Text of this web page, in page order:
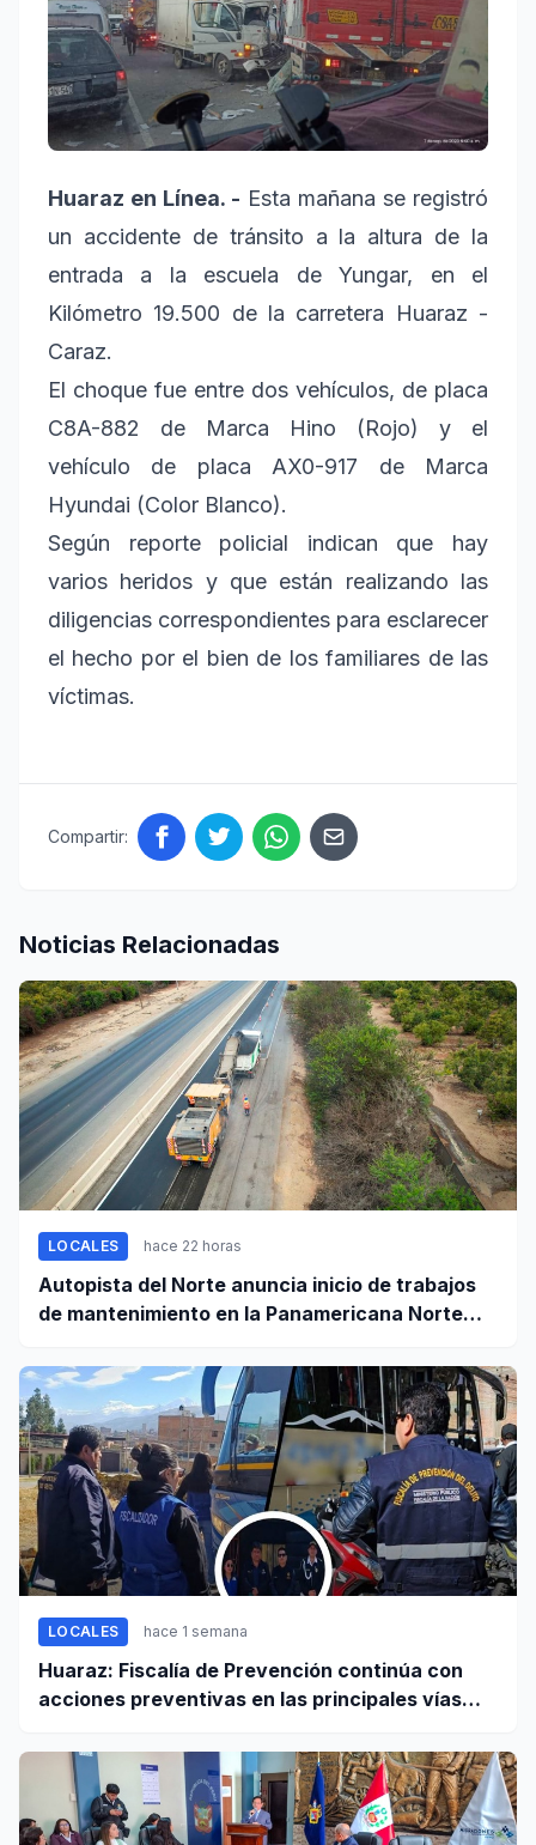
Huaraz en Línea. - Esta mañana se registró
un accidente de tránsito a la altura de la
entrada a la escuela de Yungar, en el
Kilómetro 19.500 de la carretera Huaraz -
Caraz.
El choque fue entre dos vehículos, de placa
C8A-882 de Marca Hino (Rojo) y el
vehículo de placa AX0-917 de Marca
Hyundai (Color Blanco).
Según reporte policial indican que hay
varios heridos y que están realizando las
diligencias correspondientes para esclarecer
el hecho por el bien de los familiares de las
víctimas.
Compartir:
Noticias Relacionadas
LOCALES hace 22 horas
Autopista del Norte anuncia inicio de trabajos
de mantenimiento en la Panamericana Norte
LOCALES hace 1 semana
Huaraz: Fiscalía de Prevención continúa con
acciones preventivas en las principales vías